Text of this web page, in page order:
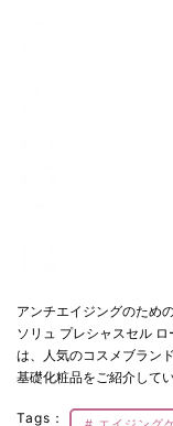
アンチエイジングのため
ソリュ プレシャスセル
は、人気のコスメブラン
基礎化粧品をご紹介してい
Tags：